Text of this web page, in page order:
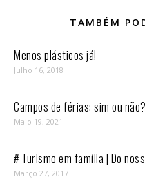
TAMBÉM
Menos plásticos já!
Julho 16, 2018
Campos de férias: sim ou não?
Maio 19, 2021
# Turismo em família | Do
Março 27, 2017